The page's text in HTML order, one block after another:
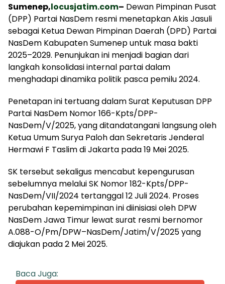
Sumenep,locusjatim.com– Dewan Pimpinan Pusat
(DPP) Partai NasDem resmi menetapkan Akis Jasuli
sebagai Ketua Dewan Pimpinan Daerah (DPD) Partai
NasDem Kabupaten Sumenep untuk masa bakti
2025–2029. Penunjukan ini menjadi bagian dari
langkah konsolidasi internal partai dalam
menghadapi dinamika politik pasca pemilu 2024.
Penetapan ini tertuang dalam Surat Keputusan DPP
Partai NasDem Nomor 166-Kpts/DPP-
NasDem/V/2025, yang ditandatangani langsung oleh
Ketua Umum Surya Paloh dan Sekretaris Jenderal
Hermawi F Taslim di Jakarta pada 19 Mei 2025.
SK tersebut sekaligus mencabut kepengurusan
sebelumnya melalui SK Nomor 182-Kpts/DPP-
NasDem/VII/2024 tertanggal 12 Juli 2024. Proses
perubahan kepemimpinan ini diinisiasi oleh DPW
NasDem Jawa Timur lewat surat resmi bernomor
A.088-O/Pm/DPW–NasDem/Jatim/V/2025 yang
diajukan pada 2 Mei 2025.
Baca Juga: